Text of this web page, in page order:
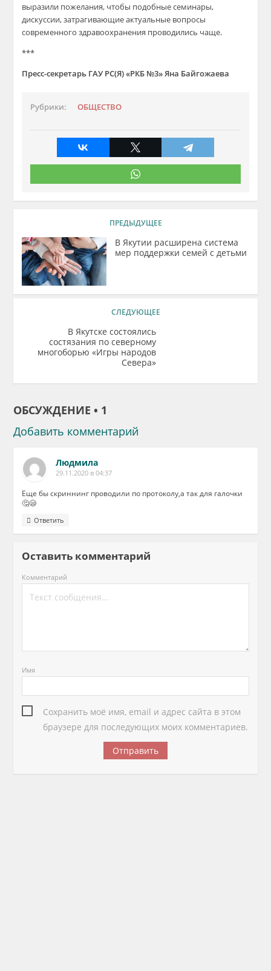
выразили пожелания, чтобы подобные семинары,
дискуссии, затрагивающие актуальные вопросы
современного здравоохранения проводились чаще.
***
Пресс-секретарь ГАУ РС(Я) «РКБ №3» Яна Байгожаева
Рубрики: ОБЩЕСТВО
ПРЕДЫДУЩЕЕ
В Якутии расширена система
мер поддержки семей с детьми
СЛЕДУЮЩЕЕ
В Якутске состоялись
состязания по северному
многоборью «Игры народов
Севера»
ОБСУЖДЕНИЕ • 1
Добавить комментарий
Людмила
29.11.2020 в 04:37
Еще бы скриннинг проводили по протоколу,а так для галочки
🤔😪
Ответить
Оставить комментарий
Комментарий
Имя
Сохранить моё имя, email и адрес сайта в этом
браузере для последующих моих комментариев.